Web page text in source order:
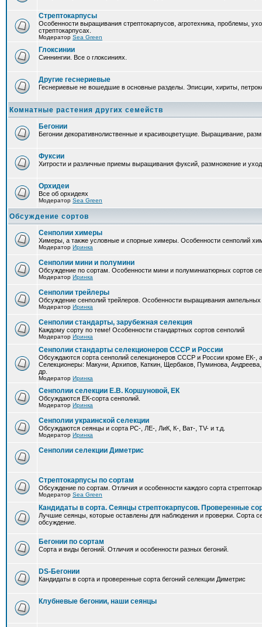
Стрептокарпусы
Особенности выращивания стрептокарпусов, агротехника, проблемы,
стрептокарпусах.
Модератор Sea Green
Глоксинии
Синнингии. Все о глоксиниях.
Другие геснериевые
Геснериевые не вошедшие в основные разделы. Эписции, хириты,
Комнатные растения других семейств
Бегонии
Бегонии декоративнолиственные и красивоцветущие. Выращивание,
Фуксии
Хитрости и различные приемы выращивания фуксий, размножение и
Орхидеи
Все об орхидеях
Модератор Sea Green
Обсуждение сортов
Сенполии химеры
Химеры, а также условные и спорные химеры. Особенности сенполий
Модератор Иринка
Сенполии мини и полумини
Обсуждение по сортам. Особенности мини и полуминиатюрных сортов
Модератор Иринка
Сенполии трейлеры
Обсуждение сенполий трейлеров. Особенности выращивания
Модератор Иринка
Сенполии стандарты, зарубежная селекция
Каждому сорту по теме! Особенности стандартных сортов сенполий
Модератор Иринка
Сенполии стандарты селекционеров СССР и России
Обсуждаются сорта сенполий селекционеров СССР и России кроме ЕК-,
Селекционеры: Макуни, Архипов, Каткин, Щербаков, Пуминова,
др.
Модератор Иринка
Сенполии селекции Е.В. Коршуновой, ЕК
Обсуждаются ЕК-сорта сенполий.
Модератор Иринка
Сенполии украинской селекции
Обсуждаются сеянцы и сорта РС-, ЛЕ-, ЛиК, К-, Ват-, TV- и т.д.
Модератор Иринка
Сенполии селекции Диметрис
Стрептокарпусы по сортам
Обсуждение по сортам. Отличия и особенности каждого сорта
Модератор Sea Green
Кандидаты в сорта. Сеянцы стрептокарпусов. Проверенные
Лучшие сеянцы, которые оставлены для наблюдения и проверки. Сорта
обсуждение.
Бегонии по сортам
Сорта и виды бегоний. Отличия и особенности разных бегоний.
DS-Бегонии
Кандидаты в сорта и проверенные сорта бегоний селекции Диметрис
Клубневые бегонии, наши сеянцы